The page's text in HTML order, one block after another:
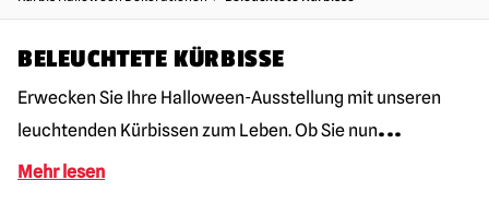
BELEUCHTETE KÜRBISSE
Erwecken Sie Ihre Halloween-Ausstellung mit unseren
leuchtenden Kürbissen zum Leben. Ob Sie nun...
Mehr lesen